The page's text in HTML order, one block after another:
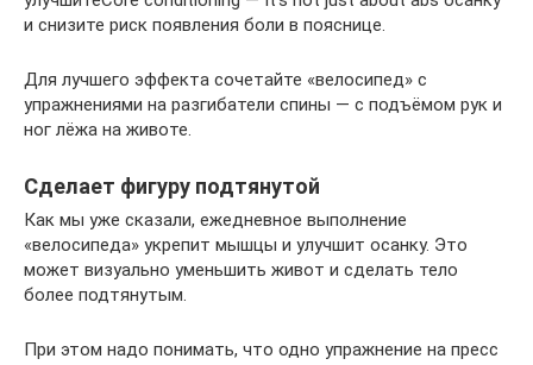
и снизите риск появления боли в пояснице.
Для лучшего эффекта сочетайте «велосипед» с
упражнениями на разгибатели спины — с подъёмом рук и
ног лёжа на животе.
Сделает фигуру подтянутой
Как мы уже сказали, ежедневное выполнение
«велосипеда» укрепит мышцы и улучшит осанку. Это
может визуально уменьшить живот и сделать тело
более подтянутым.
При этом надо понимать, что одно упражнение на пресс